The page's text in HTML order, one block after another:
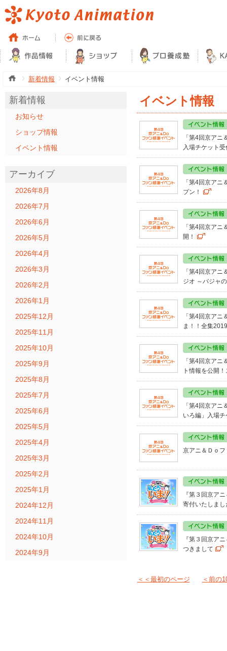
新着情報 イベント情報
新着情報
お知らせ
ショップ情報
イベント情報
アーカイブ
2026年8月
2026年7月
2026年6月
2026年5月
2026年4月
2026年3月
2026年2月
2026年1月
2025年12月
2025年11月
2025年10月
2025年9月
2025年8月
2025年7月
2025年6月
2025年5月
2025年4月
2025年3月
2025年2月
2025年1月
2024年12月
2024年11月
2024年10月
2024年9月
イベント情報
「第4回京ア
入場チケット
「第4回京ア
プン！
「第4回京ア
開！
「第4回京ア
ジオ ～バジャ
「第4回京ア
ま！！全集
「第4回京ア
ト情報を公開
「第4回京ア
いろ編」入場
京アニ＆Ｄｏ
『第３回京ア
寄付いたしまし
『第３回京ア
つきまして
＜＜最初のページ ＜前の